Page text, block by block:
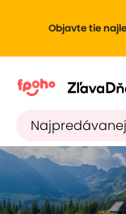
Objavte tie